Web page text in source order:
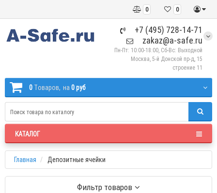
0
0
+7 (495) 728-14-71
zakaz@a-safe.ru
Пн-Пт: 10:00-18:00, Сб-Вс: Выходной
Москва, 5-й Донской пр-д, 15
строение 11
0 Tоваров, на 0 руб
КАТАЛОГ
Главная Депозитные ячейки
Фильтр товаров